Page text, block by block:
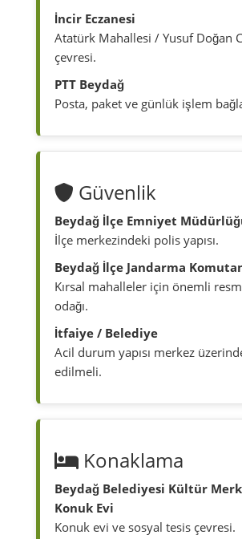
İncir Eczanesi
Atatürk Mahallesi / Yusuf Doğan
çevresi.
PTT Beydağ
Posta, paket ve günlük işlem
Güvenlik
Beydağ İlçe Emniyet
İlçe merkezindeki polis yapısı.
Beydağ İlçe Jandarma
Kırsal mahalleler için önemli
odağı.
İtfaiye / Belediye
Acil durum yapısı merkez
edilmeli.
Konaklama
Beydağ Belediyesi Kültür
Konuk Evi
Konuk evi ve sosyal tesis çevresi.